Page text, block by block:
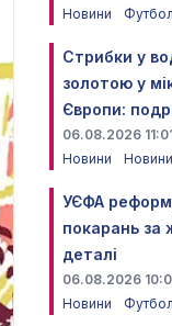
Новини
Футбол
Стрибки у
золотою у
Європи:
06.08.2026
Новини
УЄФА
покарань за
деталі
06.08.2026
Новини
Футбол